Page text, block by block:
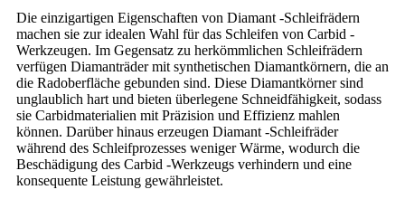
Die einzigartigen Eigenschaften von Diamant -Schleifrädern
machen sie zur idealen Wahl für das Schleifen von Carbid -
Werkzeugen. Im Gegensatz zu herkömmlichen Schleifrädern
verfügen Diamanträder mit synthetischen Diamantkörnern, die an
die Radoberfläche gebunden sind. Diese Diamantkörner sind
unglaublich hart und bieten überlegene Schneidfähigkeit, sodass
sie Carbidmaterialien mit Präzision und Effizienz mahlen
können. Darüber hinaus erzeugen Diamant -Schleifräder
während des Schleifprozesses weniger Wärme, wodurch die
Beschädigung des Carbid -Werkzeugs verhindern und eine
konsequente Leistung gewährleistet.